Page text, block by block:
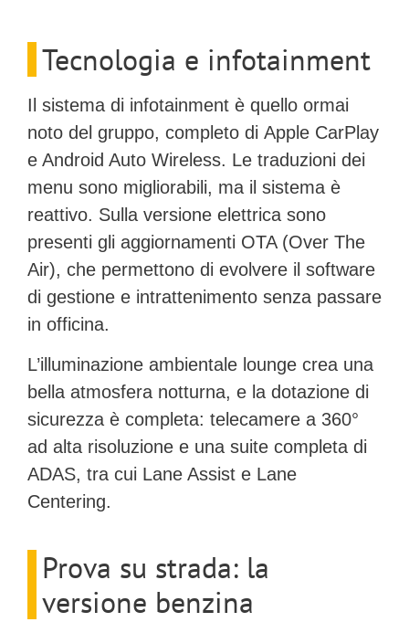
Tecnologia e infotainment
Il sistema di infotainment è quello ormai
noto del gruppo, completo di Apple CarPlay
e Android Auto Wireless. Le traduzioni dei
menu sono migliorabili, ma il sistema è
reattivo. Sulla versione elettrica sono
presenti gli aggiornamenti OTA (Over The
Air), che permettono di evolvere il software
di gestione e intrattenimento senza passare
in officina.
L’illuminazione ambientale lounge crea una
bella atmosfera notturna, e la dotazione di
sicurezza è completa: telecamere a 360°
ad alta risoluzione e una suite completa di
ADAS, tra cui Lane Assist e Lane
Centering.
Prova su strada: la
versione benzina